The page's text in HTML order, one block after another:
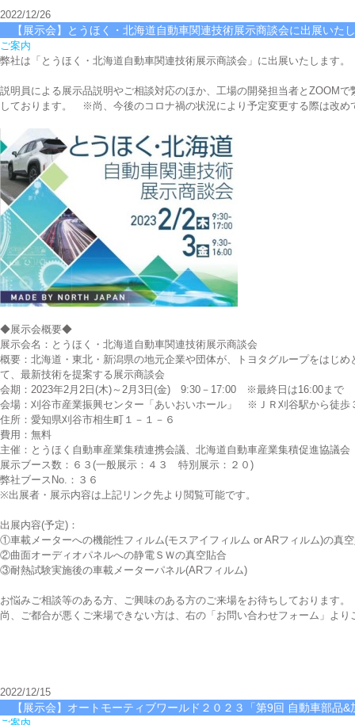
2022/12/26
【展示会】とうほく・北海道自動車関連技術展示商談会に出展いた
ご案内
弊社は「とうほく・北海道自動車関連技術展示商談会」に出展いたします。
説明員による展示品説明やご相談対応のほか、工場の開発担当者とZOOM
しております。 ※尚、今後のコロナ禍の状況により予定変更する際は改め
◆展示会概要◆
展示会名：とうほく・北海道自動車関連技術展示商談会
概要：北海道・東北・新潟県の地元企業や団体が、トヨタグループをはじ
て、最新技術を提案する展示商談会
会期：2023年2月2日(木)～2月3日(金) 9:30－17:00 ※最終日は16:00まで
会場：刈谷市産業振興センター「あいおいホール」 ※ＪＲ刈谷駅から徒歩
住所：愛知県刈谷市相生町１－１－６
費用：無料
主催：とうほく自動車産業集積連携会議、北海道自動車産業集積促進協議会
展示ブース数：６３(一般展示：４３ 特別展示：２０)
弊社ブースNo.：３６
※出展者・展示内容は上記リンク先より閲覧可能です。
出展内容(予定)：
①車載メーターへの機能性フィルム(モスアイフィルム or ARフィルム)の真
②曲面オーディオパネルへの静電ＳＷの真空貼合
③耐熱試験実施後の車載メーターパネル(ARフィルム)
お悩みご相談等のある方、ご興味のある方のご来場をお待ちしております。
尚、ご都合が悪くご来場できない方は、右の「お問い合わせフォーム」よ
2022/12/15
【展示会】オートモーティブワールド２０２３「第9回 自動車部品